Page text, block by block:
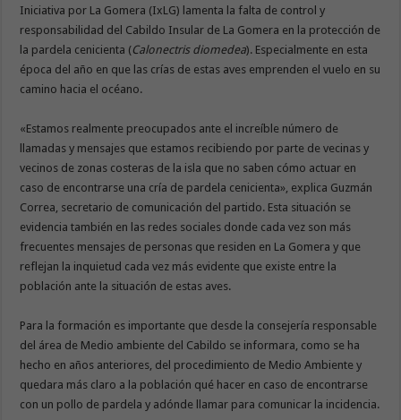
Iniciativa por La Gomera (IxLG) lamenta la falta de control y
responsabilidad del Cabildo Insular de La Gomera en la protección de
la pardela cenicienta (Calonectris diomedea). Especialmente en esta
época del año en que las crías de estas aves emprenden el vuelo en su
camino hacia el océano.
«Estamos realmente preocupados ante el increíble número de
llamadas y mensajes que estamos recibiendo por parte de vecinas y
vecinos de zonas costeras de la isla que no saben cómo actuar en
caso de encontrarse una cría de pardela cenicienta», explica Guzmán
Correa, secretario de comunicación del partido. Esta situación se
evidencia también en las redes sociales donde cada vez son más
frecuentes mensajes de personas que residen en La Gomera y que
reflejan la inquietud cada vez más evidente que existe entre la
población ante la situación de estas aves.
Para la formación es importante que desde la consejería responsable
del área de Medio ambiente del Cabildo se informara, como se ha
hecho en años anteriores, del procedimiento de Medio Ambiente y
quedara más claro a la población qué hacer en caso de encontrarse
con un pollo de pardela y adónde llamar para comunicar la incidencia.